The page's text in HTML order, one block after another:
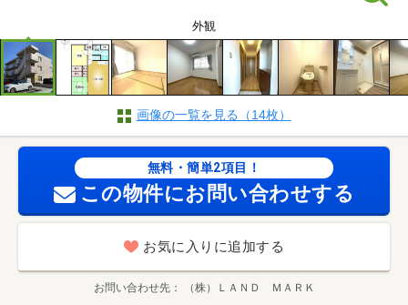
外観
画像の一覧を見る（14枚）
無料・簡単2項目！
この物件にお問い合わせする
お気に入りに追加する
お問い合わせ先 （株）ＬＡＮＤ ＭＡＲＫ